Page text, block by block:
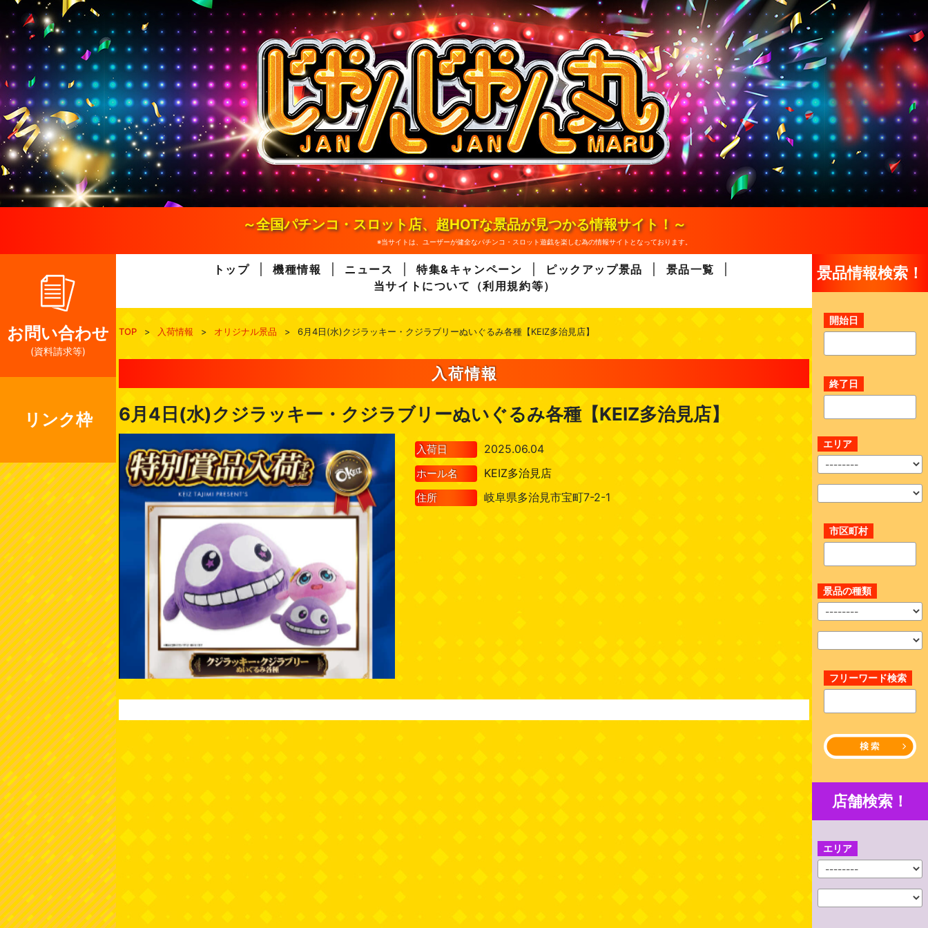
n
e
n
～全国パチンコ・スロット店、超HOTな景品が見つかる情報サイト！～
※当サイトは、ユーザーが健全なパチンコ・スロット遊戯を楽しむ為の情報サイトとなっております。
お問い合わせ
(資料請求等)
リンク枠
トップ 機種情報 ニュース 特集&キャンペーン ピックアップ景品
景品一覧
当サイトについて（利用規約等）
TOP > 入荷情報 > オリジナル景品 > 6月4日(水)クジラッキー・クジラブリーぬいぐるみ各種【KEIZ多治見店】
入荷情報
6月4日(水)クジラッキー・クジラブリーぬいぐるみ各種【KEIZ多治見店】
入荷日 2025.06.04
ホール名 KEIZ多治見店
住所 岐阜県多治見市宝町7-2-1
景品情報検索！
開始日
終了日
エリア
市区町村
景品の種類
フリーワード検索
店舗検索！
エリア